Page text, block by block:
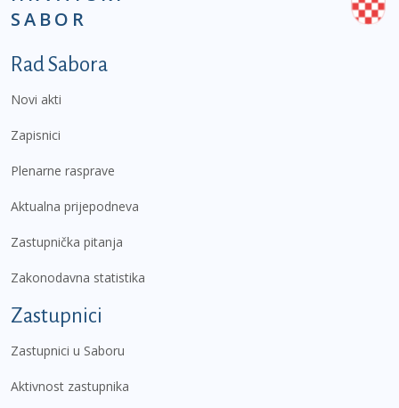
SABOR
Podnožje prvi izbornik
Rad Sabora
Novi akti
Zapisnici
Plenarne rasprave
Aktualna prijepodneva
Zastupnička pitanja
Zakonodavna statistika
Zastupnici
Zastupnici u Saboru
Aktivnost zastupnika